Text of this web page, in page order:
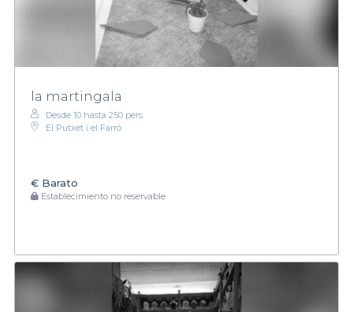
la martingala
Desde 10 hasta 250 pers.
El Putxet i el Farró
€ Barato
Establecimiento no reservable